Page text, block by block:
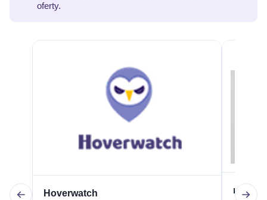
oferty.
Hoverwatch mSpy